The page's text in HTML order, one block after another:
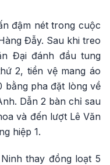
đậm nét trong cuộc
Đẫy. Sau khi treo
Đại đánh đầu tung
2, tiền vệ mang áo
bằng pha đặt lòng về
Dẫn 2 bàn chỉ sau
và đến lượt Lê Văn
hiệp 1.
thay đồng loạt 5